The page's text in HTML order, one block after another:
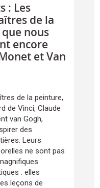
: Les
de la
nous
encore
et Van
de la peinture,
de Vinci, Claude
van Gogh,
des
Leurs
ne sont pas
: elles
leçons de